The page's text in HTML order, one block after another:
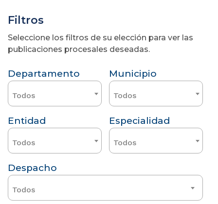
Filtros
Seleccione los filtros de su elección para ver las
publicaciones procesales deseadas.
Departamento
Todos
Municipio
Todos
Entidad
Todos
Especialidad
Todos
Despacho
Todos